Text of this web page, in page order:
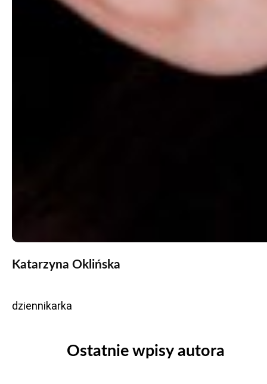
Katarzyna Oklińska
dziennikarka
Ostatnie wpisy autora